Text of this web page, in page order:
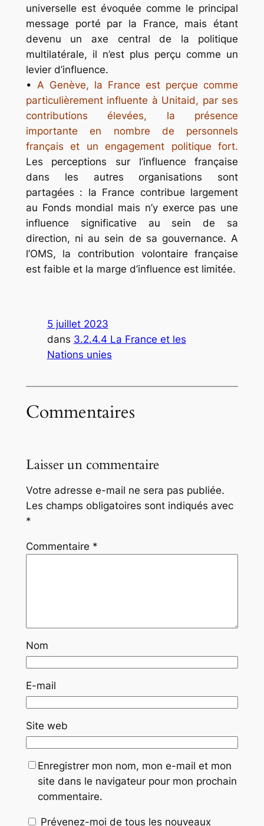
universelle est évoquée comme le principal
message porté par la France, mais étant
devenu un axe central de la politique
multilatérale, il n’est plus perçu comme un
levier d’influence.
• A Genève, la France est perçue comme
particulièrement influente à Unitaid, par ses
contributions élevées, la présence
importante en nombre de personnels
français et un engagement politique fort.
Les perceptions sur l’influence française
dans les autres organisations sont
partagées : la France contribue largement
au Fonds mondial mais n’y exerce pas une
influence significative au sein de sa
direction, ni au sein de sa gouvernance. A
l’OMS, la contribution volontaire française
est faible et la marge d’influence est limitée.
5 juillet 2023
dans 3.2.4.4 La France et les
Nations unies
Commentaires
Laisser un commentaire
Votre adresse e-mail ne sera pas publiée.
Les champs obligatoires sont indiqués avec
*
Commentaire *
Nom
E-mail
Site web
Enregistrer mon nom, mon e-mail et mon
site dans le navigateur pour mon prochain
commentaire.
Prévenez-moi de tous les nouveaux